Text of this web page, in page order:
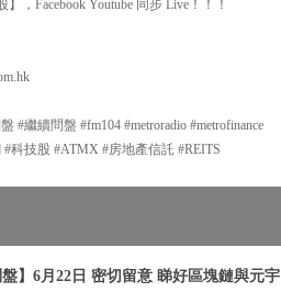
，Facebook Youtube 同步 Live！！！
繼續問盤 #fm104 #metroradio #metrofinance
#科技股 #ATMX #房地產信託 #REITS
盤】6月22日 密切留意 睇好區塊鏈與元宇